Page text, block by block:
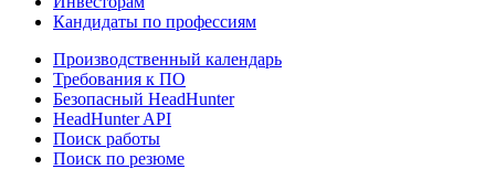
Кандидаты по профессиям
Производственный календарь
Требования к ПО
Безопасный HeadHunter
HeadHunter API
Поиск работы
Поиск по резюме